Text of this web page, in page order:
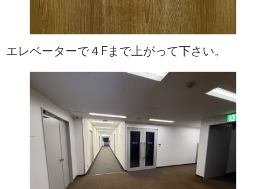
エレベーターで４Fまで上がって下さい。